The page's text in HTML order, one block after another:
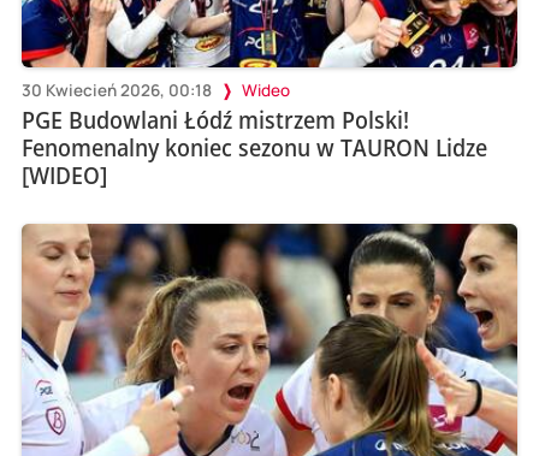
30 Kwiecień 2026, 00:18 Wideo
PGE Budowlani Łódź mistrzem Polski!
Fenomenalny koniec sezonu w TAURON Lidze
[WIDEO]